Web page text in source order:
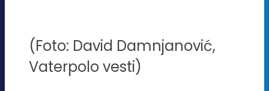
(Foto: David Damnjanović,
Vaterpolo vesti)